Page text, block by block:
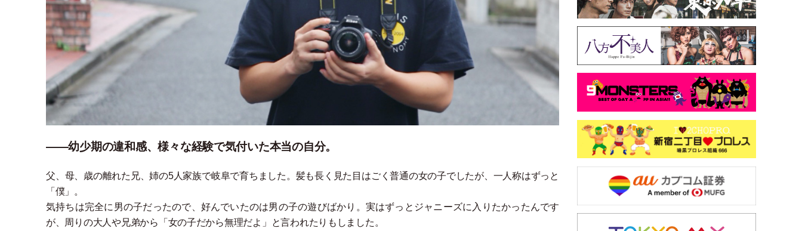
――幼少期の違和感、様々な経験で気付いた本当の自分。
父、母、歳の離れた兄、姉の5人家族で岐阜で育ちました。髪も長く見た目はごく普通の女の子でしたが、一人称はずっと
「 僕」
。
気持ちは完全に男の子だったので、好んでいたのは男の子の遊びばかり。実はずっとジャニーズに入りたかったんです
が、周りの大人や兄弟から
「 女の子だから無理だよ 」 と言われたりもしました。